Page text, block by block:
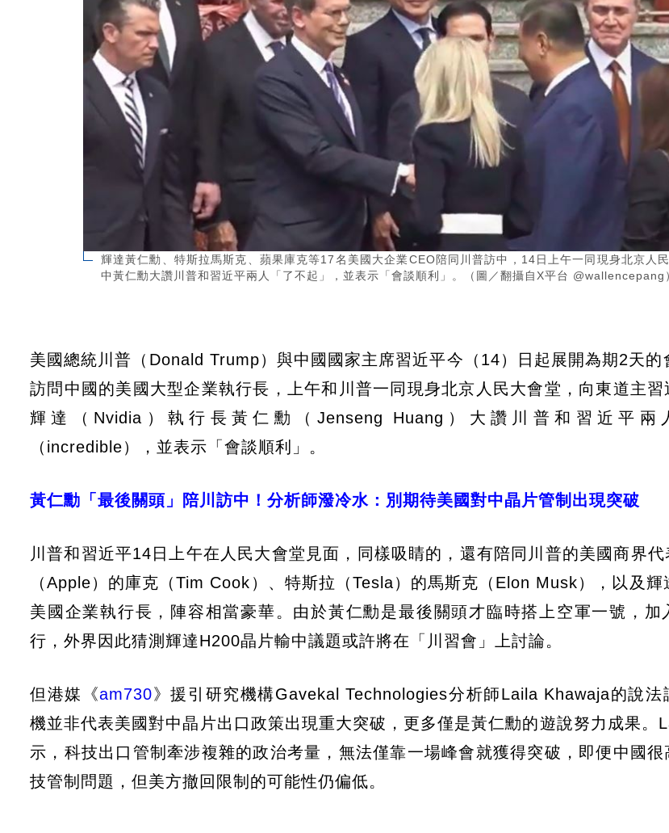
輝達黃仁勳、特斯拉馬斯克、蘋果庫克等17名美國大企業CEO陪同川普訪中，14日上午一同現身北京人
中黃仁勳大讚川普和習近平兩人「了不起」，並表示「會談順利」。（圖／翻攝自X平台 @wallencepang
美國總統川普（Donald Trump）與中國國家主席習近平今（14）日起展開為期2天的
訪問中國的美國大型企業執行長，上午和川普一同現身北京人民大會堂，向東道主習
輝達（Nvidia）執行長黃仁勳（Jenseng Huang）大讚川普和習近平兩
（incredible），並表示「會談順利」。
黃仁勳「最後關頭」陪川訪中！分析師潑冷水：別期待美國對中晶片管制出現突破
川普和習近平14日上午在人民大會堂見面，同樣吸睛的，還有陪同川普的美國商界
（Apple）的庫克（Tim Cook）、特斯拉（Tesla）的馬斯克（Elon Musk），以及輝
美國企業執行長，陣容相當豪華。由於黃仁勳是最後關頭才臨時搭上空軍一號，加
行，外界因此猜測輝達H200晶片輸中議題或許將在「川習會」上討論。
但港媒《am730》援引研究機構Gavekal Technologies分析師Laila Khawaja的說法
機並非代表美國對中晶片出口政策出現重大突破，更多僅是黃仁勳的遊說努力成果。
示，科技出口管制牽涉複雜的政治考量，無法僅靠一場峰會就獲得突破，即便中國
技管制問題，但美方撤回限制的可能性仍偏低。